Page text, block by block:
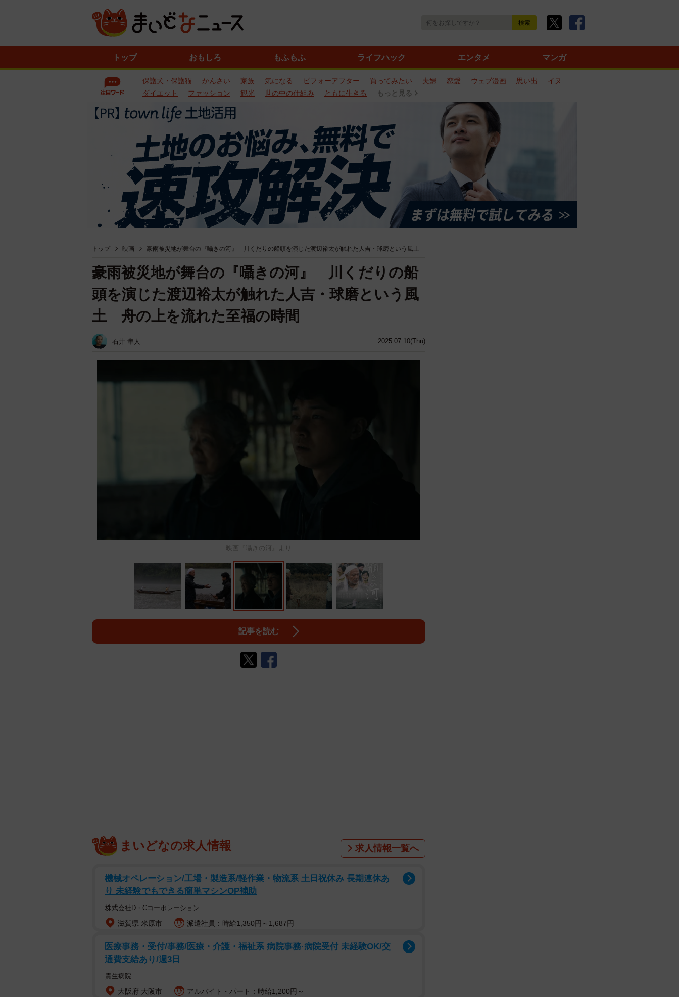
トップ おもしろ もふもふ ライフハック エンタメ マンガ
保護犬・保護猫 かんさい 家族 気になる ビフォーアフター 買ってみたい 夫婦 恋愛 ウェブ漫画 思い出
イヌ
ダイエット
ファッション 観光 世の中の仕組み ともに生きる もっと見る
トップ 映画 豪雨被災地が舞台の『囁きの河』 川くだりの船頭を演じた渡辺裕太が触れた人吉・球磨という風土
2025.07.10(Thu)
豪雨被災地が舞台の『囁きの河』 川くだりの船
頭を演じた渡辺裕太が触れた人吉・球磨という風
土 舟の上を流れた至福の時間
石井 隼人
映画『囁きの河』より
記事を読む
まいどなの求人情報 求人情報一覧へ
機械オペレーション/工場・製造系/軽作業・物流系 土日祝休み 長期連休あ
り 未経験でもできる簡単マシンOP補助
株式会社D・Cコーポレーション
滋賀県 米原市 派遣社員：時給1,350円～1,687円
医療事務・受付/事務/医療・介護・福祉系 病院事務·病院受付 未経験OK/交
通費支給あり/週3日
貴生病院
大阪府 大阪市 アルバイト・パート：時給1,200円～